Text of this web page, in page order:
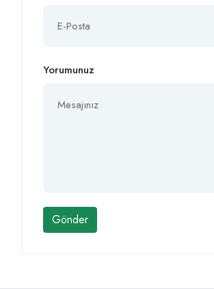
Yorumunuz
Gönder